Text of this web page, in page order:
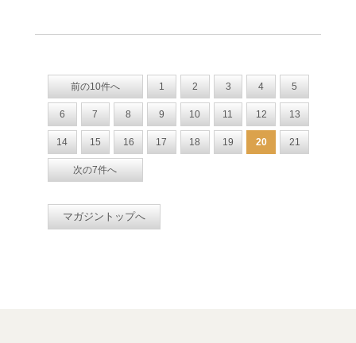
前の10件へ 1 2 3 4 5
6 7 8 9 10 11 12 13
14 15 16 17 18 19 20 21
次の7件へ
マガジントップへ